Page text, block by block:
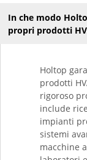
In che modo
propri prodotti
Holtop
prodotti
rigoroso
include
impianti
sistemi
macchine